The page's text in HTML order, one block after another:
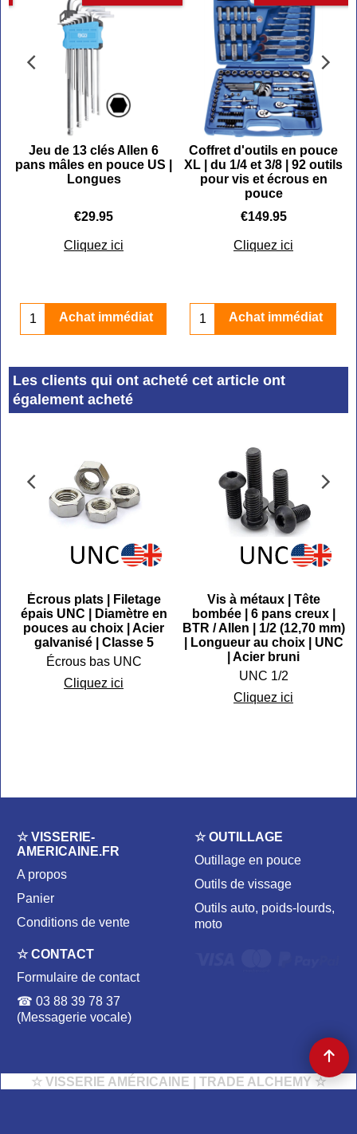
Jeu de 13 clés Allen 6
pans mâles en pouce US |
Longues
€29.95
Cliquez ici
Achat immédiat
Coffret d'outils en pouce
XL | du 1/4 et 3/8 | 92 outils
pour vis et écrous en
pouce
€149.95
Cliquez ici
Achat immédiat
Les clients qui ont acheté cet article ont
également acheté
Écrous plats | Filetage
épais UNC | Diamètre en
pouces au choix | Acier
galvanisé | Classe 5
Écrous bas UNC
Cliquez ici
Vis à métaux | Tête
bombée | 6 pans creux |
BTR / Allen | 1/2 (12,70 mm)
| Longueur au choix | UNC
| Acier bruni
UNC 1/2
Cliquez ici
☆ VISSERIE-
AMERICAINE.FR
A propos
Panier
Conditions de vente
☆ OUTILLAGE
Outillage en pouce
Outils de vissage
Outils auto, poids-lourds,
moto
☆ CONTACT
Formulaire de contact
☎ 03 88 39 78 37
(Messagerie vocale)
☆ VISSERIE AMÉRICAINE | TRADE ALCHEMY ☆